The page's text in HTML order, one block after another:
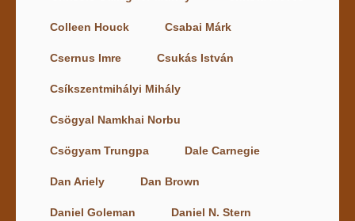
Colleen Houck Csabai Márk
Csernus Imre Csukás István
Csíkszentmihályi Mihály
Csögyal Namkhai Norbu
Csögyam Trungpa Dale Carnegie
Dan Ariely Dan Brown
Daniel Goleman Daniel N. Stern